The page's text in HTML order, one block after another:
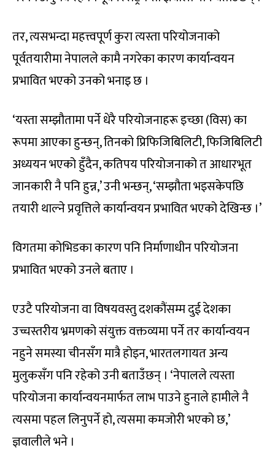
तर, त्यसभन्दा महत्त्वपूर्ण कुरा त्यस्ता परियोजनाको
पूर्वतयारीमा नेपालले कामै नगरेका कारण कार्यान्वयन
प्रभावित भएको उनको भनाइ छ ।
‘यस्ता सम्झौतामा पर्ने धेरै परियोजनाहरू इच्छा (विस) का
रूपमा आएका हुन्छन्, तिनको प्रिफिजिबिलिटी, फिजिबिलिटी
अध्ययन भएको हुँदैन, कतिपय परियोजनाको त आधारभूत
जानकारी नै पनि हुन्न,’ उनी भन्छन्, ‘सम्झौता भइसकेपछि
तयारी थाल्ने प्रवृत्तिले कार्यान्वयन प्रभावित भएको देखिन्छ ।’
विगतमा कोभिडका कारण पनि निर्माणाधीन परियोजना
प्रभावित भएको उनले बताए ।
एउटै परियोजना वा विषयवस्तु दशकौंसम्म दुई देशका
उच्चस्तरीय भ्रमणको संयुक्त वक्तव्यमा पर्ने तर कार्यान्वयन
नहुने समस्या चीनसँग मात्रै होइन, भारतलगायत अन्य
मुलुकसँग पनि रहेको उनी बताउँछन् । ‘नेपालले त्यस्ता
परियोजना कार्यान्वयनमार्फत लाभ पाउने हुनाले हामीले नै
त्यसमा पहल लिनुपर्ने हो, त्यसमा कमजोरी भएको छ,’
ज्ञवालीले भने ।